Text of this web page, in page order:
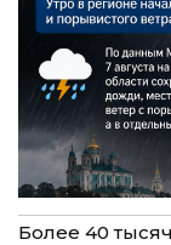
Более 40